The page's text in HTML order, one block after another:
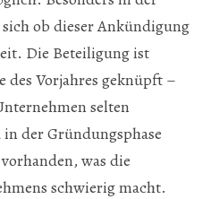
ob dieser Ankündigung
Die Beteiligung ist
des Vorjahres geknüpft –
selten
der Gründungsphase
was die
schwierig macht.